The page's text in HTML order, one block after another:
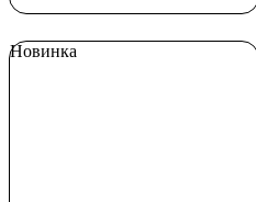
Новинка